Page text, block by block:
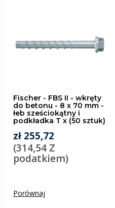
Fischer - FBS II - wkręty
do betonu - 8 x 70 mm -
łeb sześciokątny i
podkładka T x (50 sztuk)
zł 255,72
(314,54 Z
podatkiem)
Porównaj